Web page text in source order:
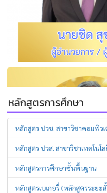
หลักสูตรการศึกษา
หลักสูตร ปวช. สาขาวิชาคอมพิวเ
หลักสูตร ปวส. สาขาวิชาเทคโนโ
หลักสูตรการศึกษาชั้นพื้นฐาน
หลักสูตรเบเกอรี่ (หลักสูตรระยะ